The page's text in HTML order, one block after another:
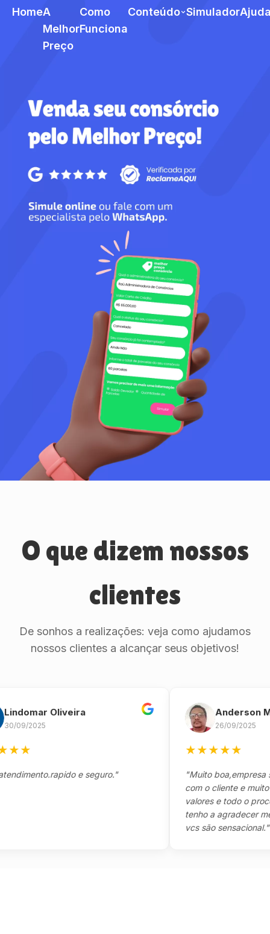
HomeA
Melhor
Preço
Como
Funciona
Conteúdo Simulador
O que dizem nossos
clientes
De sonhos a realizações: veja como ajudamos
nossos clientes a alcançar seus objetivos!
Oliveira
2025
e seguro."
Anderson
26/09/2025
★★★
"Muito boa,empresa séria
com o cliente e muito
valores e todo o processo
tenho a agradecer
vcs são sensacional."